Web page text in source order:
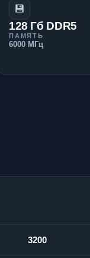
💾
128 Гб DDR5
ПАМЯТЬ
6000 МГц
3200